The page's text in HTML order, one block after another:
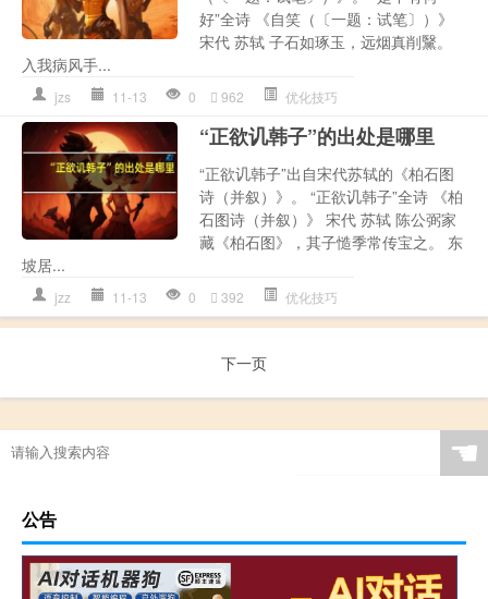
好”全诗 《自笑（〔一题：试笔〕）》
宋代 苏轼 子石如琢玉，远烟真削黳。
入我病风手...
jzs 11-13 0 962 优化技巧
“正欲讥韩子”的出处是哪里
“正欲讥韩子”出自宋代苏轼的《柏石图
诗（并叙）》。 “正欲讥韩子”全诗 《柏
石图诗（并叙）》 宋代 苏轼 陈公弼家
藏《柏石图》，其子慥季常传宝之。 东
坡居...
jzz 11-13 0 392 优化技巧
下一页
☚
公告